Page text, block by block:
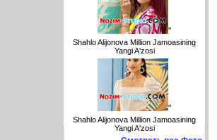
"
Shahlo Alijonova Million Jamoasining
Yangi A'zosi
"
Shahlo Alijonova Million Jamoasining
Yangi A'zosi